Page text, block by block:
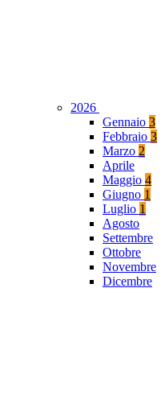
2026
Gennaio 3
Febbraio 3
Marzo 2
Aprile
Maggio 4
Giugno 1
Luglio 1
Agosto
Settembre
Ottobre
Novembre
Dicembre